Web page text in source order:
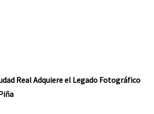
Real Adquiere el Legado Fotográfico